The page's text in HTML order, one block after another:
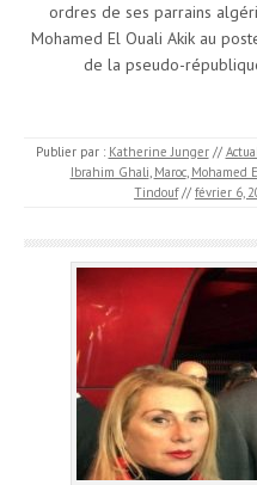
ordres de ses parrains
Mohamed El Ouali Akik au
de la pseudo-
Publier par : Katherine Junger //
Ibrahim Ghali, Maroc, Mohamed
Tindouf // février 6,